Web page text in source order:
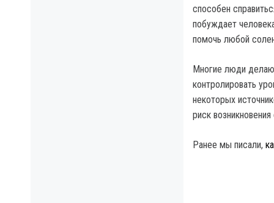
способен
побуждает
помочь любой
Многие люди
контролировать
некоторых
риск
Ранее мы писали,